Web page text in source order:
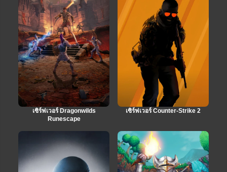
เซิร์ฟเวอร์ Dragonwilds
Runescape
เซิร์ฟเวอร์ Counter-Strike 2